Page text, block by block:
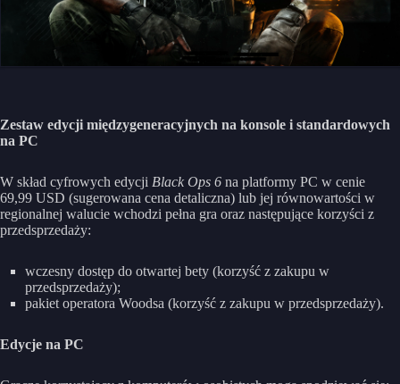
Zestaw edycji międzygeneracyjnych na konsole i standardowych
na PC
W skład cyfrowych edycji Black Ops 6 na platformy PC w cenie
69,99 USD (sugerowana cena detaliczna) lub jej równowartości w
regionalnej walucie wchodzi pełna gra oraz następujące korzyści z
przedsprzedaży:
wczesny dostęp do otwartej bety (korzyść z zakupu w
przedsprzedaży);
pakiet operatora Woodsa (korzyść z zakupu w przedsprzedaży).
Edycje na PC